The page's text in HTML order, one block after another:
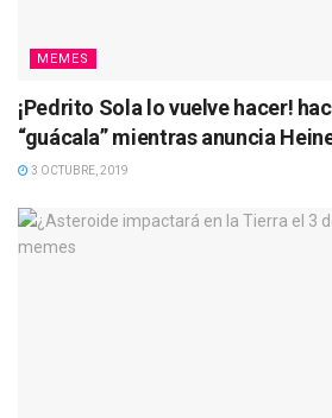
MEMES
¡Pedrito Sola lo vuelve hacer!
“guácala” mientras anuncia
3 OCTUBRE, 2019